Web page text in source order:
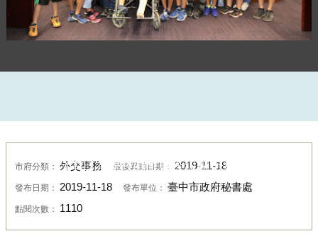
台中日本學校師生與令狐副市長合影
市府分類： 外交事務 最後異動日期： 2019-11-18
發布日期： 2019-11-18 發布單位： 臺中市政府秘書處
點閱次數： 1110